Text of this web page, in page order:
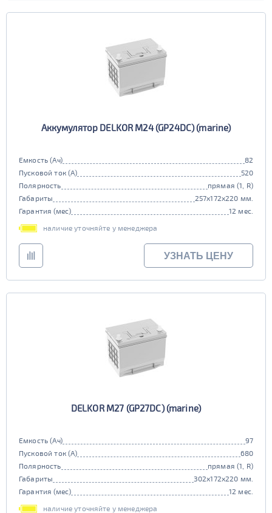
12В
AGM
нет
Гибридный
нет
Старт-стоп
нет
EFB
СБРОСИТЬ
Аккумулятор DELKOR M24 (GP24DC) (marine)
Емкость (Ач)
82
Пусковой ток (А)
520
Полярность
прямая (1, R)
Габариты
257x172x220 мм.
Гарантия (мес)
12 мес.
наличие уточняйте у менеджера
УЗНАТЬ ЦЕНУ
DELKOR M27 (GP27DC) (marine)
Емкость (Ач)
97
Пусковой ток (А)
680
Полярность
прямая (1, R)
Габариты
302x172x220 мм.
Гарантия (мес)
12 мес.
наличие уточняйте у менеджера